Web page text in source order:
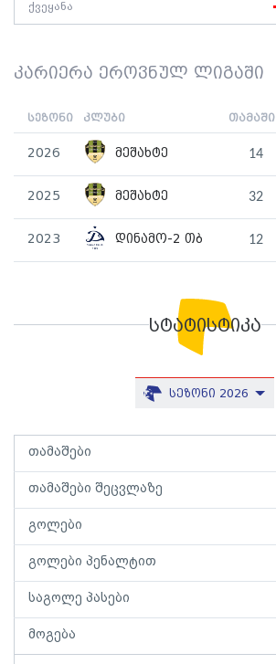
ქვეყანა
კარიერა ეროვნულ ლიგაში
სეზონი კლუბი თამაში
2026 მეშახტე 14
2025 მეშახტე 32
2023 დინამო-2 თბ 12
სტატისტიკა
სეზონი 2026
თამაშები
თამაშები შეცვლაზე
გოლები
გოლები პენალტით
საგოლე პასები
მოგება